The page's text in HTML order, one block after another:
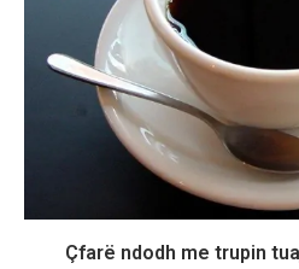
Çfarë ndodh me trupin